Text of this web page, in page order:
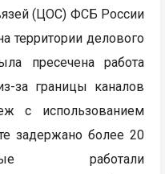
(ЦОС) ФСБ России
территории делового
пресечена работа
за границы каналов
с использованием
задержано более 20
работали